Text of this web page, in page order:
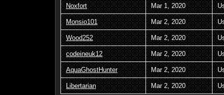
Noxfort Mar 1, 2020
Monsio101 Mar 2, 2020
Wood252 Mar 2, 2020
codeineuk12 Mar 2, 2020
AquaGhostHunter Mar 2, 2020
Libertarian Mar 2, 2020